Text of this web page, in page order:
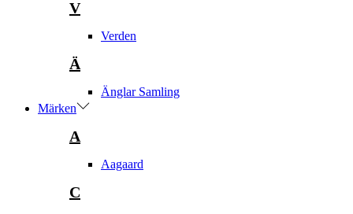
V
Verden
Ä
Änglar Samling
Märken
A
Aagaard
C